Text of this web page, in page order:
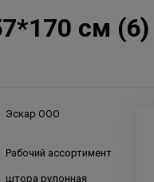
см (6)
Эскар ООО
Рабочий ассортимент
штора рулонная